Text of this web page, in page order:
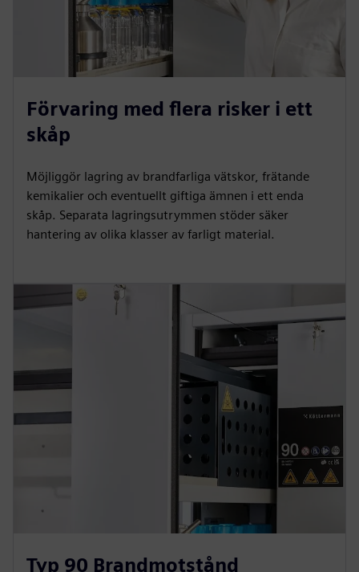
Förvaring med flera risker i ett
skåp
Möjliggör lagring av brandfarliga vätskor, frätande
kemikalier och eventuellt giftiga ämnen i ett enda
skåp. Separata lagringsutrymmen stöder säker
hantering av olika klasser av farligt material.
Typ 90 Brandmotstånd